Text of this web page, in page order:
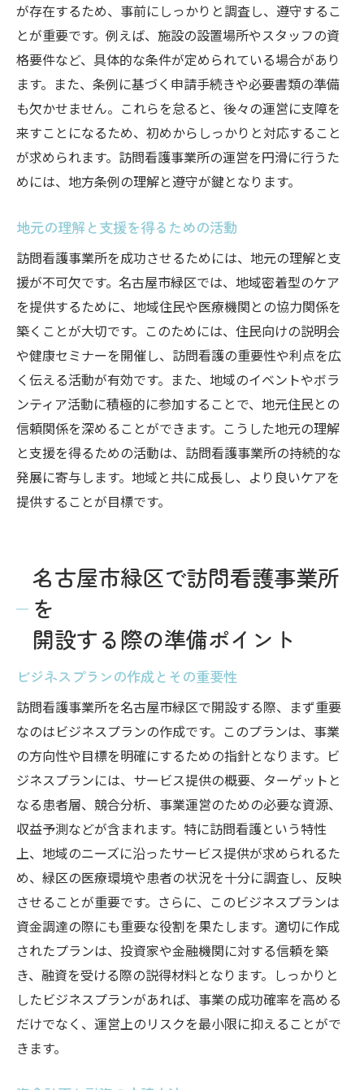
が存在するため、事前にしっかりと調査し、遵守するこ
とが重要です。例えば、施設の設置場所やスタッフの資
格要件など、具体的な条件が定められている場合があり
ます。また、条例に基づく申請手続きや必要書類の準備
も欠かせません。これらを怠ると、後々の運営に支障を
来すことになるため、初めからしっかりと対応すること
が求められます。訪問看護事業所の運営を円滑に行うた
めには、地方条例の理解と遵守が鍵となります。
地元の理解と支援を得るための活動
訪問看護事業所を成功させるためには、地元の理解と支
援が不可欠です。名古屋市緑区では、地域密着型のケア
を提供するために、地域住民や医療機関との協力関係を
築くことが大切です。このためには、住民向けの説明会
や健康セミナーを開催し、訪問看護の重要性や利点を広
く伝える活動が有効です。また、地域のイベントやボラ
ンティア活動に積極的に参加することで、地元住民との
信頼関係を深めることができます。こうした地元の理解
と支援を得るための活動は、訪問看護事業所の持続的な
発展に寄与します。地域と共に成長し、より良いケアを
提供することが目標です。
名古屋市緑区で訪問看護事業所
を
開設する際の準備ポイント
ビジネスプランの作成とその重要性
訪問看護事業所を名古屋市緑区で開設する際、まず重要
なのはビジネスプランの作成です。このプランは、事業
の方向性や目標を明確にするための指針となります。ビ
ジネスプランには、サービス提供の概要、ターゲットと
なる患者層、競合分析、事業運営のための必要な資源、
収益予測などが含まれます。特に訪問看護という特性
上、地域のニーズに沿ったサービス提供が求められるた
め、緑区の医療環境や患者の状況を十分に調査し、反映
させることが重要です。さらに、このビジネスプランは
資金調達の際にも重要な役割を果たします。適切に作成
されたプランは、投資家や金融機関に対する信頼を築
き、融資を受ける際の説得材料となります。しっかりと
したビジネスプランがあれば、事業の成功確率を高める
だけでなく、運営上のリスクを最小限に抑えることがで
きます。